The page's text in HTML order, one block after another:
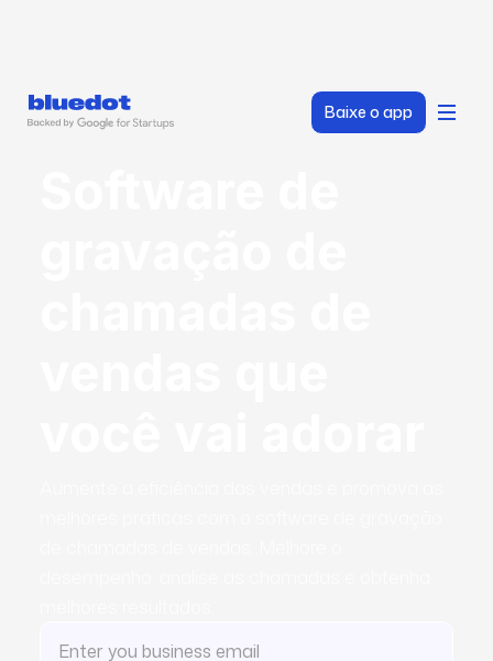
Baixe o app